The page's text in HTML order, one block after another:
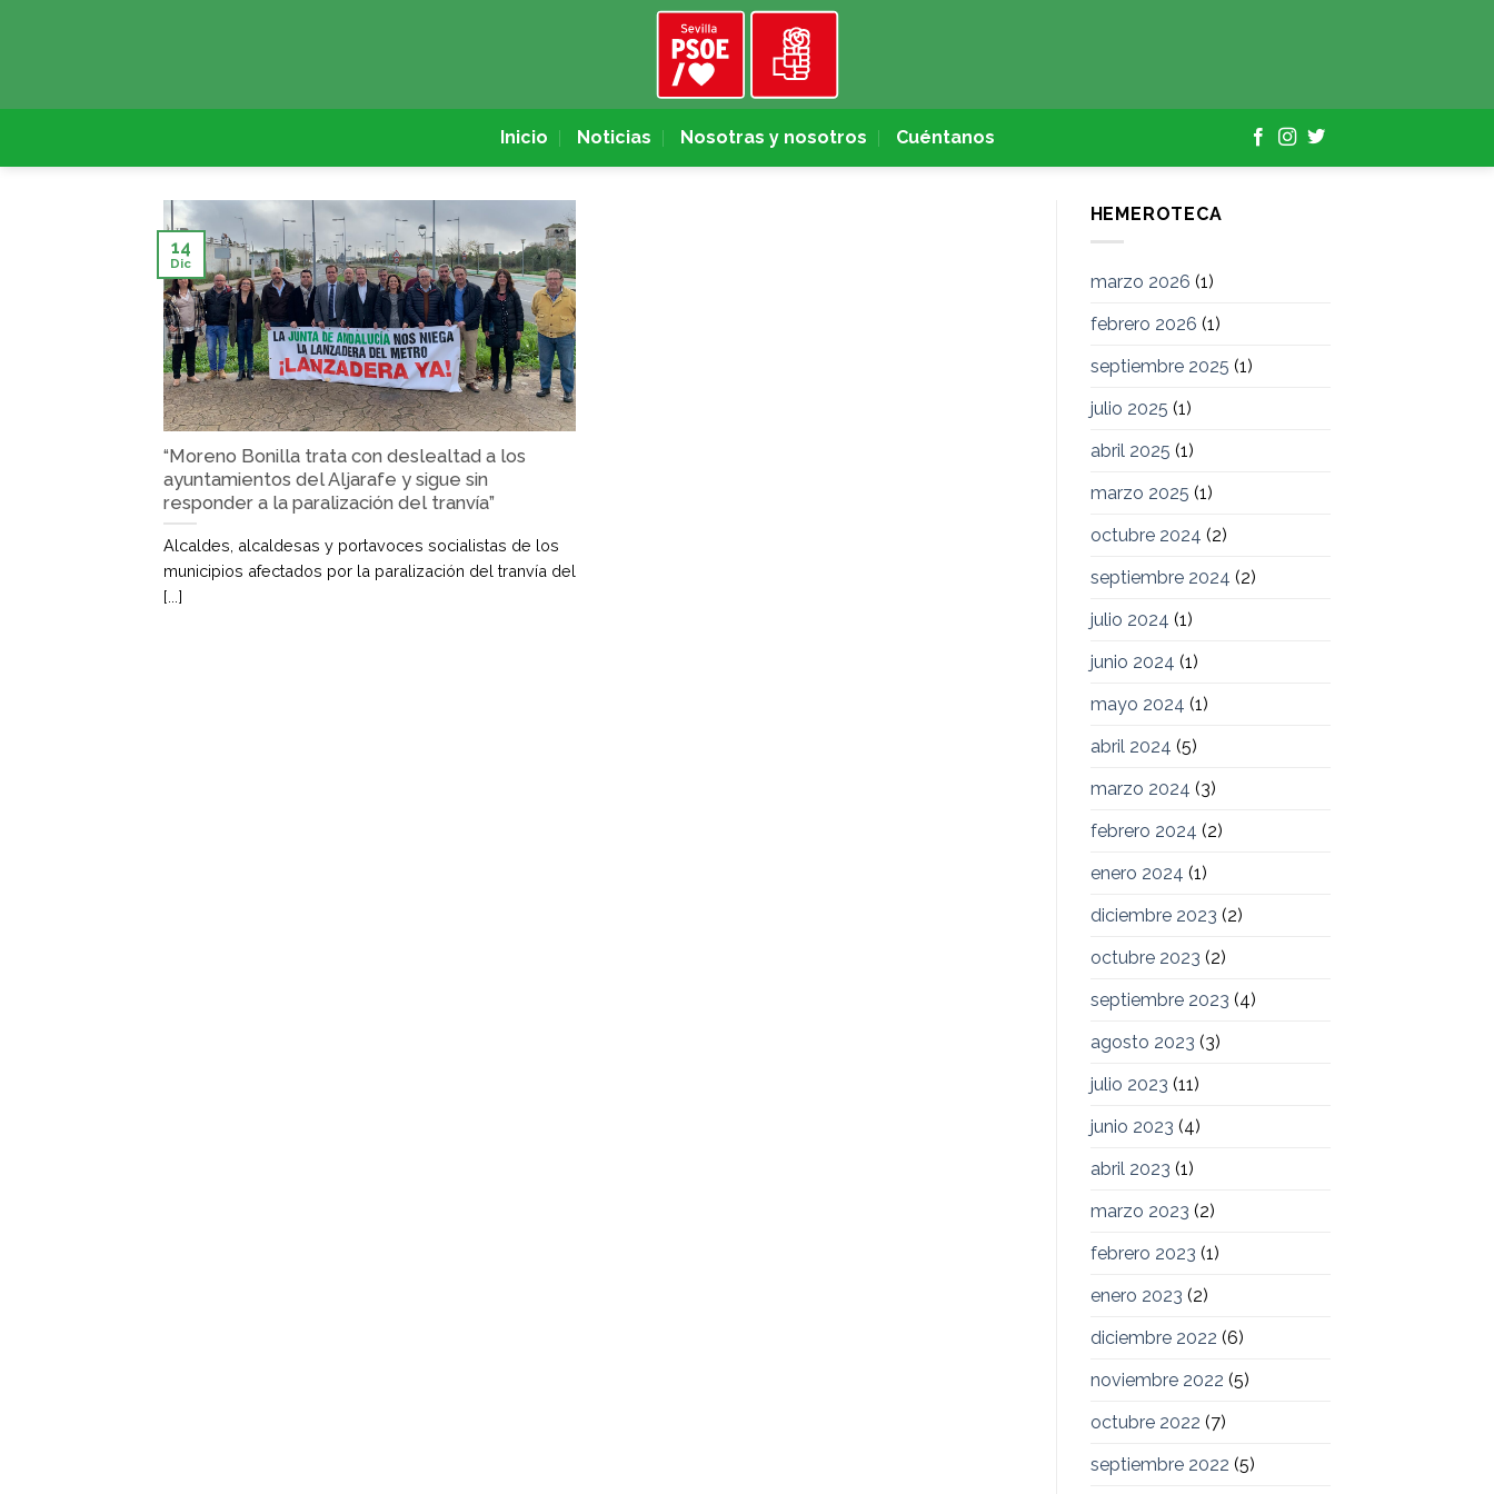
Inicio Noticias Nosotras y nosotros Cuéntanos
“Moreno Bonilla trata con deslealtad a los
ayuntamientos del Aljarafe y sigue sin
responder a la paralización del tranvía”
Alcaldes, alcaldesas y portavoces socialistas de los
municipios afectados por la paralización del tranvía del
[...]
14
Dic
HEMEROTECA
marzo 2026 (1)
febrero 2026 (1)
septiembre 2025 (1)
julio 2025 (1)
abril 2025 (1)
marzo 2025 (1)
octubre 2024 (2)
septiembre 2024 (2)
julio 2024 (1)
junio 2024 (1)
mayo 2024 (1)
abril 2024 (5)
marzo 2024 (3)
febrero 2024 (2)
enero 2024 (1)
diciembre 2023 (2)
octubre 2023 (2)
septiembre 2023 (4)
agosto 2023 (3)
julio 2023 (11)
junio 2023 (4)
abril 2023 (1)
marzo 2023 (2)
febrero 2023 (1)
enero 2023 (2)
diciembre 2022 (6)
noviembre 2022 (5)
octubre 2022 (7)
septiembre 2022 (5)